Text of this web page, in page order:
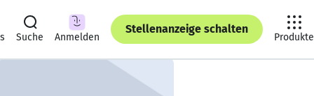
Suche Anmelden
Stellenanzeige schalten
Produkte